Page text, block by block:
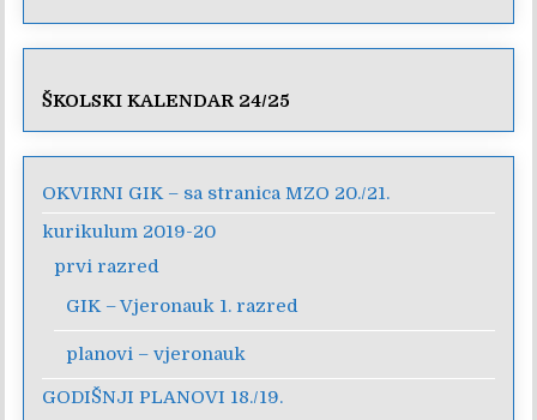
ŠKOLSKI KALENDAR 24/25
OKVIRNI GIK – sa stranica MZO 20./21.
kurikulum 2019-20
prvi razred
GIK – Vjeronauk 1. razred
planovi – vjeronauk
GODIŠNJI PLANOVI 18./19.